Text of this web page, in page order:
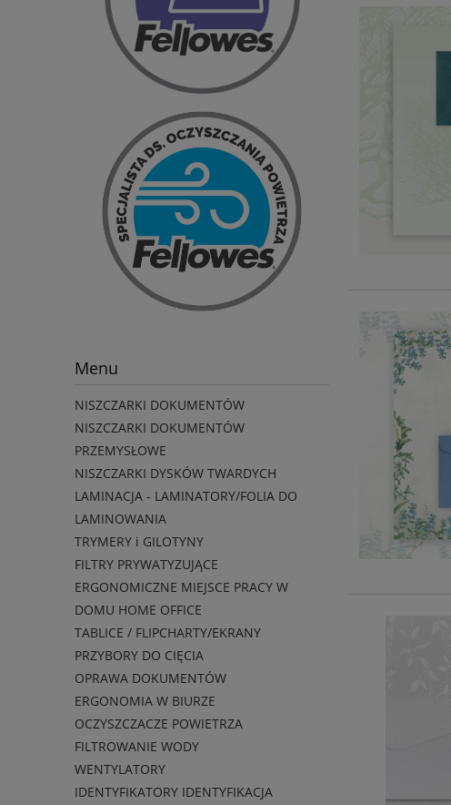
Menu
NISZCZARKI DOKUMENTÓW
NISZCZARKI DOKUMENTÓW
PRZEMYSŁOWE
NISZCZARKI DYSKÓW TWARDYCH
LAMINACJA - LAMINATORY/FOLIA DO
LAMINOWANIA
TRYMERY i GILOTYNY
FILTRY PRYWATYZUJĄCE
ERGONOMICZNE MIEJSCE PRACY W
DOMU HOME OFFICE
TABLICE / FLIPCHARTY/EKRANY
PRZYBORY DO CIĘCIA
OPRAWA DOKUMENTÓW
ERGONOMIA W BIURZE
OCZYSZCZACZE POWIETRZA
FILTROWANIE WODY
WENTYLATORY
IDENTYFIKATORY IDENTYFIKACJA